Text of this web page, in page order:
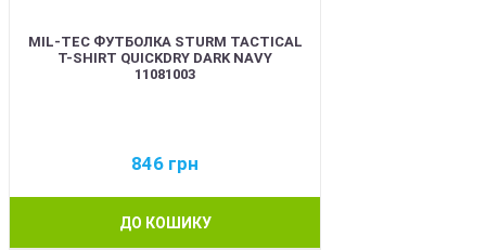
MIL-TEC ФУТБОЛКА STURM TACTICAL
T-SHIRT QUICKDRY DARK NAVY
11081003
846 грн
ДО КОШИКУ